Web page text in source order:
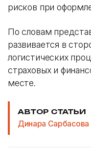
рисков при
По словам
развивается в
логистических
страховых и
месте.
АВТОР СТАТЬИ
Динара Сарбасова